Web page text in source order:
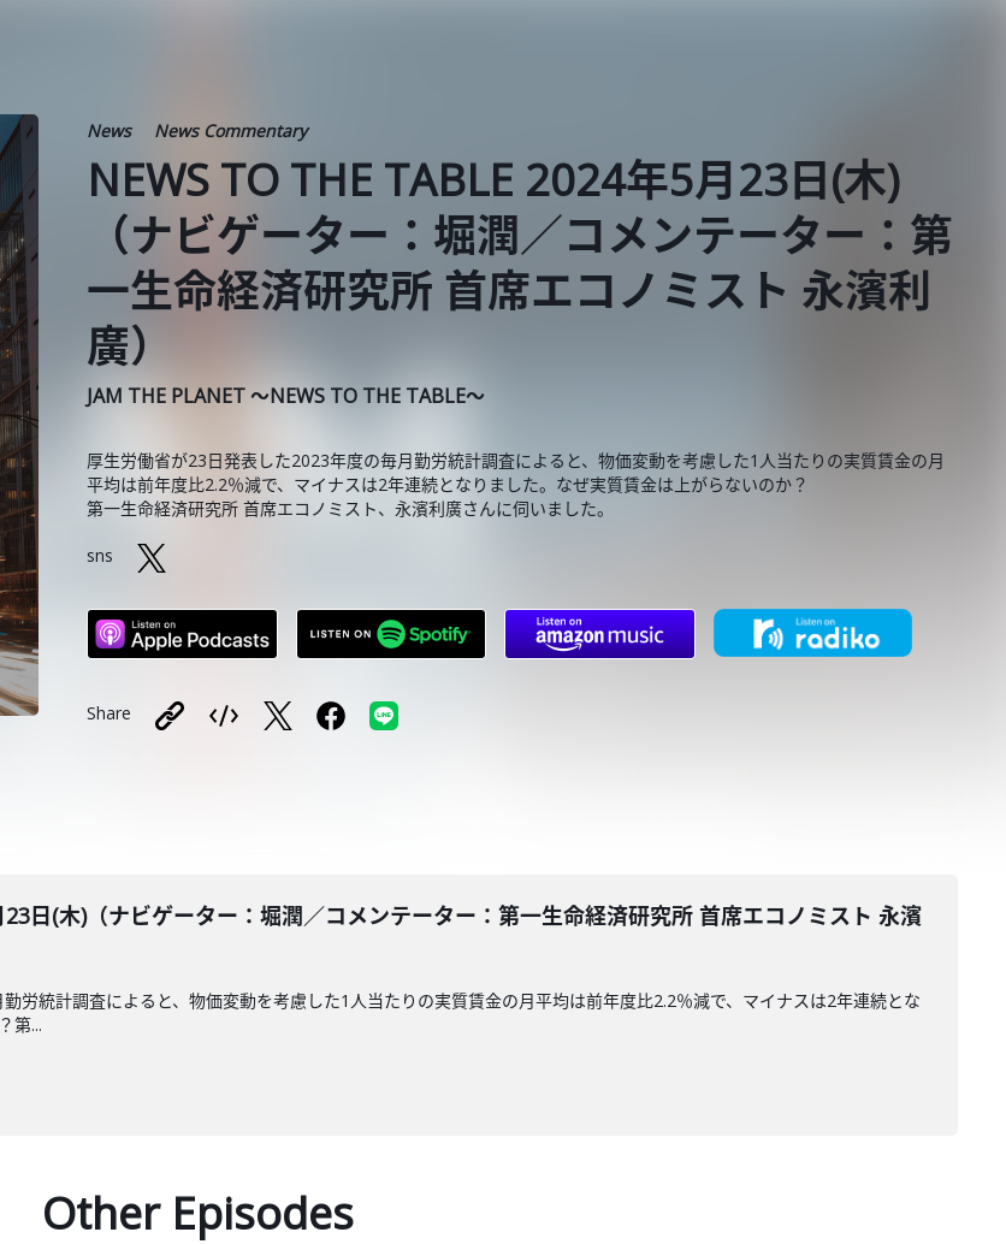
News News Commentary
NEWS TO THE TABLE 2024年5月23日(木)
（ナビゲーター：堀潤／コメンテーター：第
一生命経済研究所 首席エコノミスト 永濱利
廣）
JAM THE PLANET ～NEWS TO THE TABLE～
厚生労働省が23日発表した2023年度の毎月勤労統計調査によると、物価変動を考慮した1人当たりの実質賃金の月
平均は前年度比2.2％減で、マイナスは2年連続となりました。なぜ実質賃金は上がらないのか？
第一生命経済研究所 首席エコノミスト、永濱利廣さんに伺いました。
sns
Share
日(木)（ナビゲーター：堀潤／コメンテーター：第一生命経済研究所 首席エコノミスト 永濱
労統計調査によると、物価変動を考慮した1人当たりの実質賃金の月平均は前年度比2.2％減で、マイナスは2年連続とな
第...
Other Episodes